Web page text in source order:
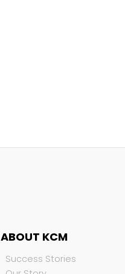
ABOUT KCM
Success Stories